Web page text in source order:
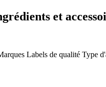
et
Labels de qualité Type